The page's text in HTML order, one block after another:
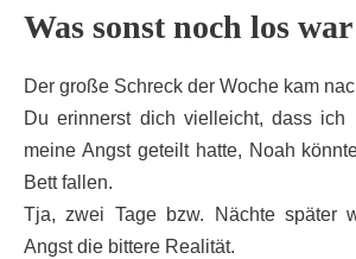
Was sonst noch los war
Der große Schreck der Woche kam
Du erinnerst dich vielleicht, dass ich
meine Angst geteilt hatte, Noah
Bett fallen.
Tja, zwei Tage bzw. Nächte später
Angst die bittere Realität.